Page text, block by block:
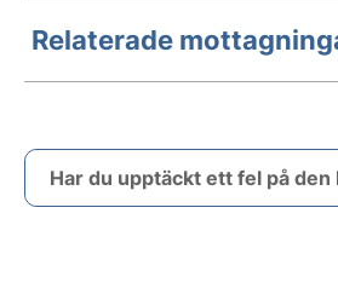
Relaterade
Har du upptäckt ett fel på den